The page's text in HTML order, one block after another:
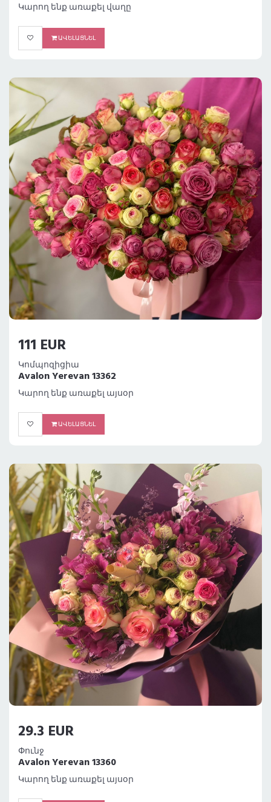
Կարող ենք առաքել վաղը
ԱՎԵԼԱՑՆԵԼ
111 EUR
Կոմպոզիցիա
Avalon Yerevan 13362
Կարող ենք առաքել այսօր
ԱՎԵԼԱՑՆԵԼ
29.3 EUR
Փունջ
Avalon Yerevan 13360
Կարող ենք առաքել այսօր